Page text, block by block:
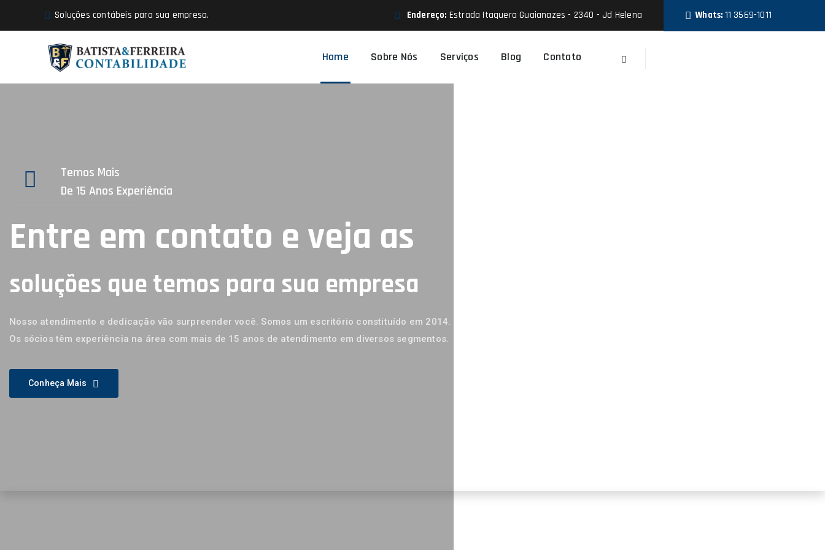
Soluções contábeis para sua empresa. Endereço: Estrada Itaquera Guaianazes - 2340 - Jd Helena Whats: 11 3569-1011
Home Sobre Nós Serviços Blog Contato
Temos Mais
De 15 Anos Experiência
Entre em contato e veja as
soluções que temos para sua empresa
Nosso atendimento e dedicação vão surpreender você. Somos um escritório constituído em 2014.
Os sócios têm experiência na área com mais de 15 anos de atendimento em diversos segmentos.
Conheça Mais